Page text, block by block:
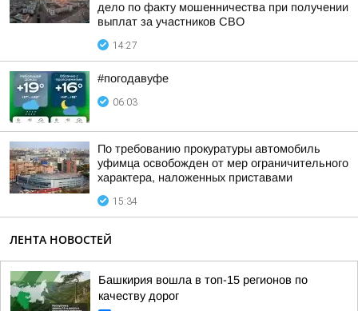
дело по факту мошенничества при получении
выплат за участников СВО
14:27
#погодавуфе
06:03
По требованию прокуратуры автомобиль
уфимца освобожден от мер ограничительного
характера, наложенных приставами
15:34
ЛЕНТА НОВОСТЕЙ
Башкирия вошла в топ-15 регионов по
качеству дорог